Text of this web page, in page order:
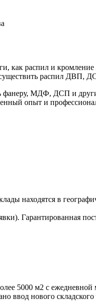
как распил и
распил
МДФ, ДСП и
опыт и
находятся в
Гарантированная
5000 м2 с
ввод нового